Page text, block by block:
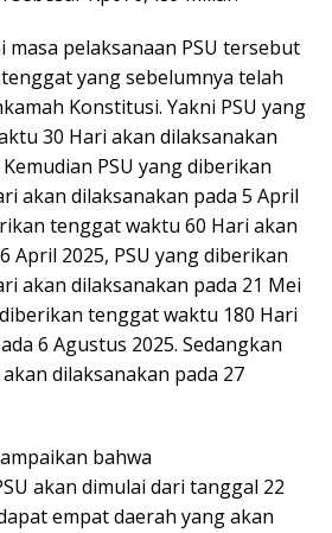
pelaksanaan PSU tersebut
yang sebelumnya telah
Konstitusi. Yakni PSU yang
30 Hari akan dilaksanakan
PSU yang diberikan
akan dilaksanakan pada 5 April
tenggat waktu 60 Hari akan
April 2025, PSU yang diberikan
akan dilaksanakan pada 21 Mei
tenggat waktu 180 Hari
6 Agustus 2025. Sedangkan
dilaksanakan pada 27
bahwa
akan dimulai dari tanggal 22
empat daerah yang akan